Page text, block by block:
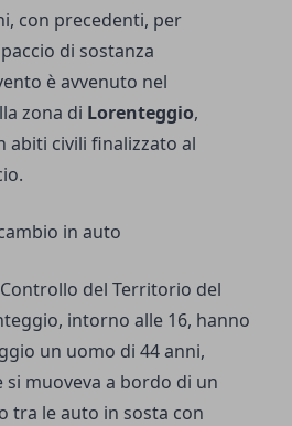
con precedenti, per
di sostanza
è avvenuto nel
zona di Lorenteggio,
abiti civili finalizzato al
in auto
del Territorio del
intorno alle 16, hanno
un uomo di 44 anni,
muoveva a bordo di un
tra le auto in sosta con